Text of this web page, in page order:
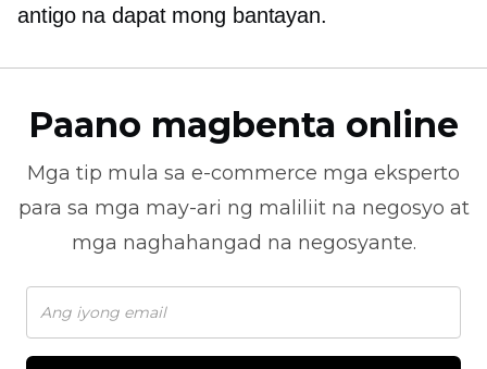
antigo na dapat mong bantayan.
Paano magbenta online
Mga tip mula sa e-commerce mga eksperto
para sa mga may-ari ng maliliit na negosyo at
mga naghahangad na negosyante.